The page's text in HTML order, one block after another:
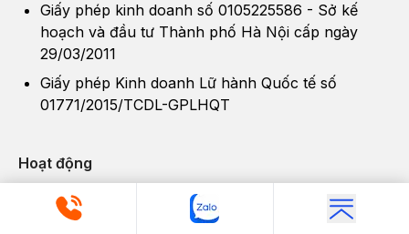
Giấy phép kinh doanh số 0105225586 - Sở kế
hoạch và đầu tư Thành phố Hà Nội cấp ngày
29/03/2011
Giấy phép Kinh doanh Lữ hành Quốc tế số
01771/2015/TCDL-GPLHQT
Hoạt động
Về PYS Travel